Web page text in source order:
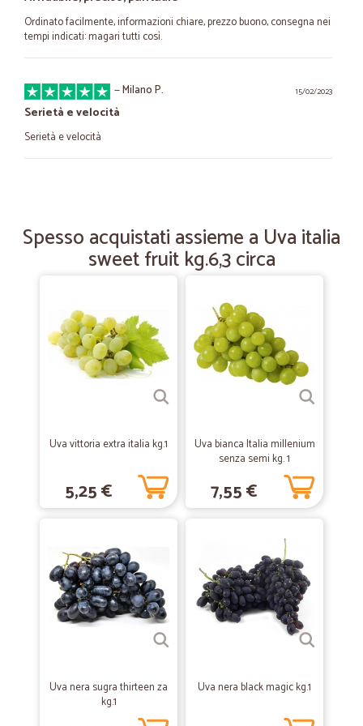
Ordinato facilmente, informazioni chiare, prezzo buono, consegna nei
tempi indicati: magari tutti così.
15/02/2023
—Milano P.
Serietà e velocità
Serietà e velocità
sito semplice da utilizzare. consegna precisa e veloce. nulla da
eccepire
Servizio ottimo.
Servizio ottimo.
28/04/2020
Albina F.
30/03/2020
—Isabella B.
Rapidi e precisi.
08/02/2020
—.
Ottima esperienza
servizio di consegna, non celere, di più. Perfetto
Spesso acquistati assieme a Uva italia
sweet fruit kg.6,3 circa
Uva vittoria extra italia kg.1
5,25 €
Uva bianca Italia millenium
senza semi kg. 1
7,55 €
Uva nera sugra thirteen za
kg.1
Uva nera black magic kg.1